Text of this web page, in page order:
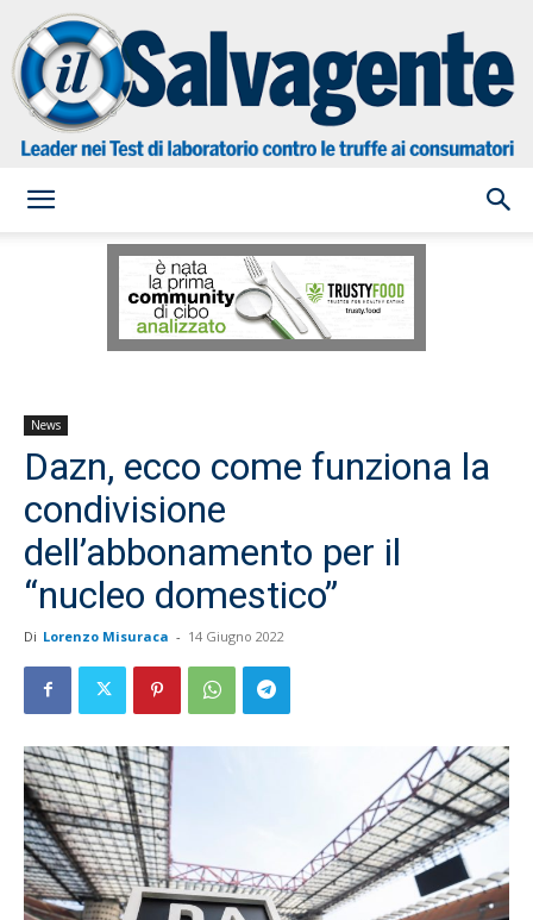
Salvagente
News
Dazn, ecco come funziona la
condivisione
dell’abbonamento per il
“nucleo domestico”
Di Lorenzo Misuraca - 14 Giugno 2022